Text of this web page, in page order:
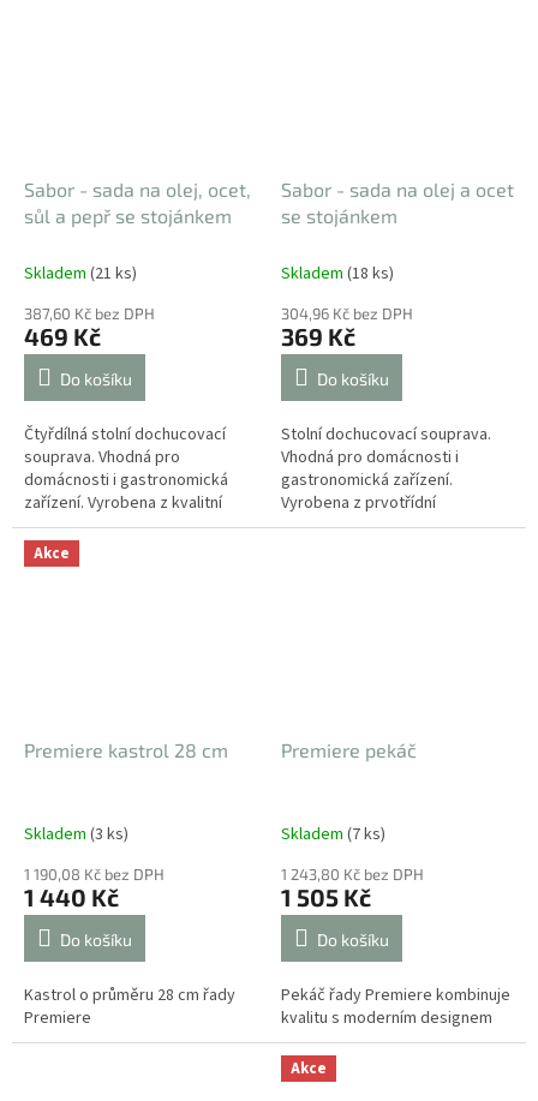
Sabor - sada na olej, ocet,
sůl a pepř se stojánkem
Skladem (21 ks)
387,60 Kč bez DPH
469 Kč
Do košíku
Čtyřdílná stolní dochucovací
souprava. Vhodná pro
domácnosti i gastronomická
zařízení. Vyrobena z kvalitní
nerezavějící oceli a skla. Výška
stojanu 19 cm, výška nádobek
na olej...
Sabor - sada na olej a ocet
se stojánkem
Skladem (18 ks)
304,96 Kč bez DPH
369 Kč
Do košíku
Stolní dochucovací souprava.
Vhodná pro domácnosti i
gastronomická zařízení.
Vyrobena z prvotřídní
nerezavějící oceli a skla. Výška
Akce
Premiere kastrol 28 cm
Skladem (3 ks)
1 190,08 Kč bez DPH
1 440 Kč
Do košíku
Kastrol o průměru 28 cm řady
Premiere
Premiere pekáč
Skladem (7 ks)
1 243,80 Kč bez DPH
1 505 Kč
Do košíku
Pekáč řady Premiere kombinuje
kvalitu s moderním designem
Akce